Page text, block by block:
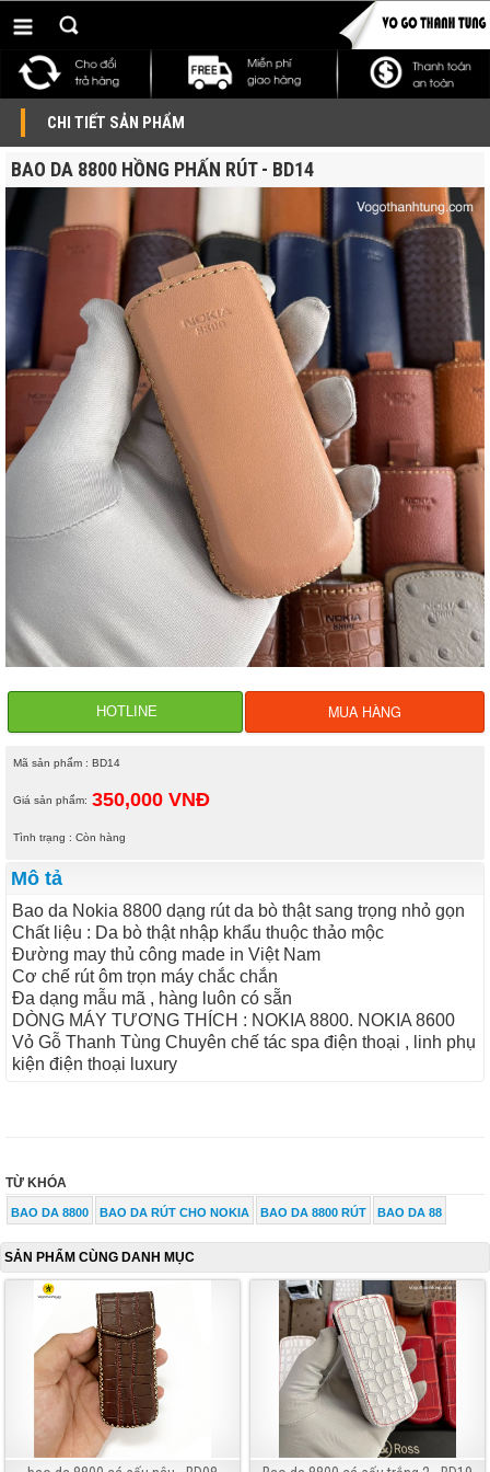
CHI TIẾT SẢN PHẨM
BAO DA 8800 HỒNG PHẤN RÚT - BD14
HOTLINE MUA HÀNG
Mã sản phẩm : BD14
Giá sản phẩm: 350,000 VNĐ
Tình trạng : Còn hàng
Mô tả
Bao da Nokia 8800 dạng rút da bò thật sang trọng nhỏ gọn
Chất liệu : Da bò thật nhập khẩu thuộc thảo mộc
Đường may thủ công made in Việt Nam
Cơ chế rút ôm trọn máy chắc chắn
Đa dạng mẫu mã , hàng luôn có sẵn
DÒNG MÁY TƯƠNG THÍCH : NOKIA 8800. NOKIA 8600
Vỏ Gỗ Thanh Tùng Chuyên chế tác spa điện thoại , linh phụ
kiện điện thoại luxury
TỪ KHÓA
BAO DA 8800 BAO DA RÚT CHO NOKIA BAO DA 8800 RÚT BAO DA 88
SẢN PHẨM CÙNG DANH MỤC